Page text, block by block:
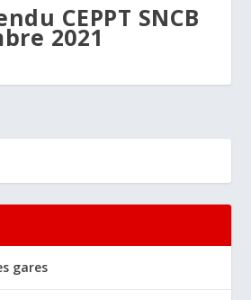
CEPPT SNCB
2021
gares